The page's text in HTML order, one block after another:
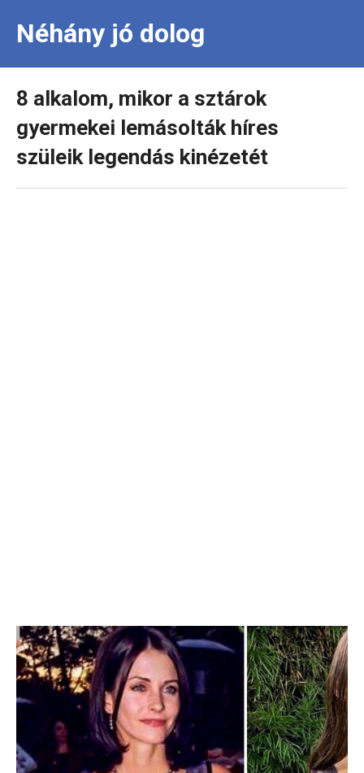
Néhány jó dolog
8 alkalom, mikor a sztárok
gyermekei lemásolták híres
szüleik legendás kinézetét